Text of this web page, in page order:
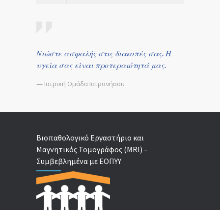
Νιώστε ασφαλής στις διακοπές σας. Η
υγεία σας είναι προτεραιότητά μας.
— Ιατρική Ομάδα Ιατρονήσου
Βιοπαθολογικό Εργαστήριο και
Μαγνητικός Τομογράφος (MRI) –
Συμβεβλημένα με ΕΟΠΥΥ